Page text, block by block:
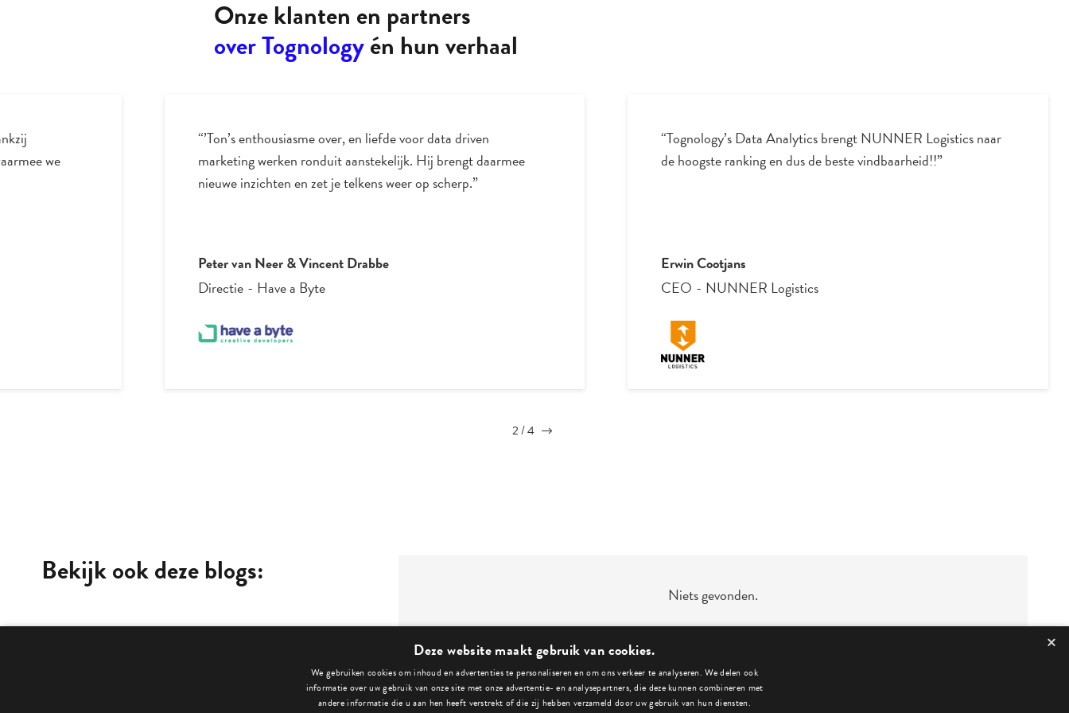
Onze klanten en partners
over Tognologyén hun verhaal
daarmee
“Tognology’s Data Analytics brengt NUNNER Logistics naar
de hoogste ranking en dus de beste vindbaarheid!!”
Erwin Cootjans
CEO-NUNNER Logistics
Samenwerken met Ton is altijd prettig, hij heeft veel
inhoudelijke kennis en kan je op een organische manier
Roel Cuijpers
Optimization Developer- Morres & Company
3/4
Bekijk ook deze blogs:
Niets gevonden.
×
Deze website maakt gebruik van cookies.
We gebruiken cookies om inhoud en advertenties te personaliseren en om ons verkeer te analyseren. We delen ook
informatie over uw gebruik van onze site met onze advertentie- en analysepartners, die deze kunnen combineren met
andere informatie die u aan hen heeft verstrekt of die zij hebben verzameld door uw gebruik van hun diensten.